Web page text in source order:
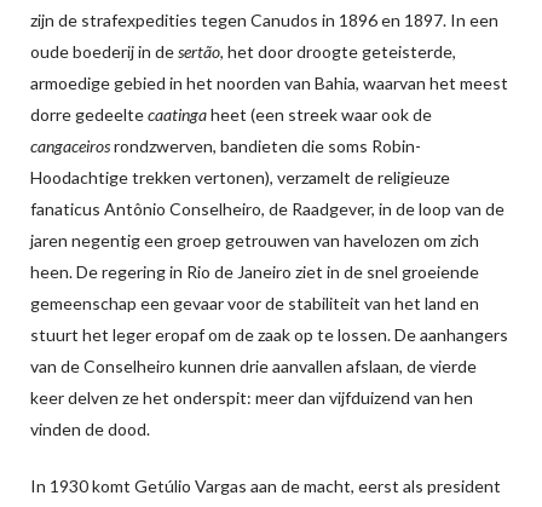
zijn de strafexpedities tegen Canudos in 1896 en 1897. In een
oude boederij in desertão, het door droogte geteisterde,
armoedige gebied in het noorden van Bahia, waarvan het meest
dorre gedeeltecaatingaheet (een streek waar ook de
cangaceirosrondzwerven, bandieten die soms Robin-
Hoodachtige trekken vertonen), verzamelt de religieuze
fanaticus Antônio Conselheiro, de Raadgever, in de loop van de
jaren negentig een groep getrouwen van havelozen om zich
heen. De regering in Rio de Janeiro ziet in de snel groeiende
gemeenschap een gevaar voor de stabiliteit van het land en
stuurt het leger eropaf om de zaak op te lossen. De aanhangers
van de Conselheiro kunnen drie aanvallen afslaan, de vierde
keer delven ze het onderspit: meer dan vijfduizend van hen
vinden de dood.
In 1930 komt Getúlio Vargas aan de macht, eerst als president